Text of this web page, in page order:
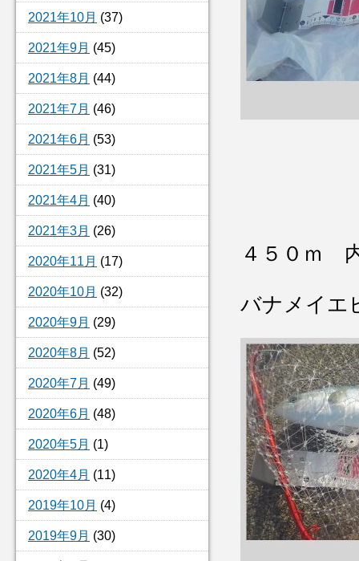
2021年10月 (37)
2021年9月 (45)
2021年8月 (44)
2021年7月 (46)
2021年6月 (53)
2021年5月 (31)
2021年4月 (40)
2021年3月 (26)
2020年11月 (17)
2020年10月 (32)
2020年9月 (29)
2020年8月 (52)
2020年7月 (49)
2020年6月 (48)
2020年5月 (1)
2020年4月 (11)
2019年10月 (4)
2019年9月 (30)
４５０ｍ
バナメイエ